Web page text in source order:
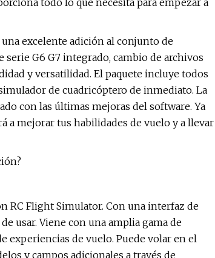
todo lo que necesita para empezar a
excelente adición al conjunto de
G6 G7 integrado, cambio de archivos
y versatilidad. El paquete incluye todos
de cuadricóptero de inmediato. La
con las últimas mejoras del software. Ya
a mejorar tus habilidades de vuelo y a llevar
RC Flight Simulator. Con una interfaz de
usar. Viene con una amplia gama de
experiencias de vuelo. Puede volar en el
y campos adicionales a través de